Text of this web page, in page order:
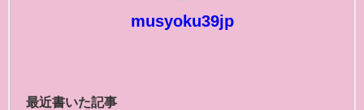
musyoku39jp
最近書いた記事